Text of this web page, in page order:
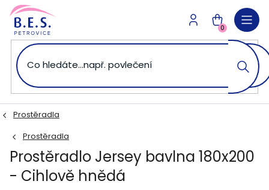
Přejít
obsah
NÁKUPNÍ
KOŠÍK
0
Prostěradla
Prostěradla
Prostěradlo Jersey bavlna 180x200
- Cihlově hnědá